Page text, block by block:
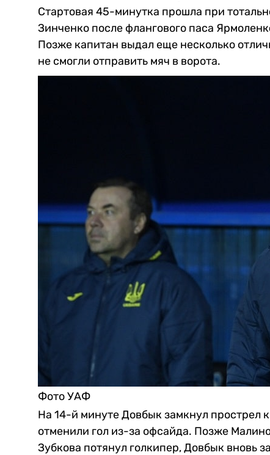
Стартовая 45-минутка прошла при
Зинченко после флангового паса
Позже капитан выдал еще несколько
не смогли отправить мяч в ворота.
Фото УАФ
На 14-й минуте Довбык замкнул прострел
отменили гол из-за офсайда. Позже
Зубкова потянул голкипер, Довбык вновь